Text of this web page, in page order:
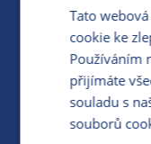
MÁM
Tato
cookie ke
Používáním
přijímáte
souladu s
souborů